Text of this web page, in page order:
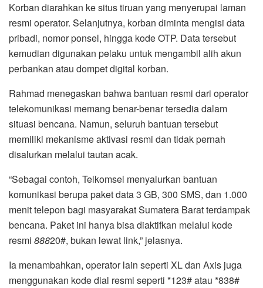
Korban diarahkan ke situs tiruan yang menyerupai laman
resmi operator. Selanjutnya, korban diminta mengisi data
pribadi, nomor ponsel, hingga kode OTP. Data tersebut
kemudian digunakan pelaku untuk mengambil alih akun
perbankan atau dompet digital korban.
Rahmad menegaskan bahwa bantuan resmi dari operator
telekomunikasi memang benar-benar tersedia dalam
situasi bencana. Namun, seluruh bantuan tersebut
memiliki mekanisme aktivasi resmi dan tidak pernah
disalurkan melalui tautan acak.
“Sebagai contoh, Telkomsel menyalurkan bantuan
komunikasi berupa paket data 3 GB, 300 SMS, dan 1.000
menit telepon bagi masyarakat Sumatera Barat terdampak
bencana. Paket ini hanya bisa diaktifkan melalui kode
resmi 88820#, bukan lewat link,” jelasnya.
Ia menambahkan, operator lain seperti XL dan Axis juga
menggunakan kode dial resmi seperti *123# atau *838#